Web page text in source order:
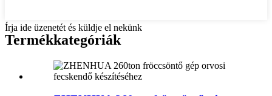
Írja ide üzenetét és küldje el nekünk
Termékkategóriák